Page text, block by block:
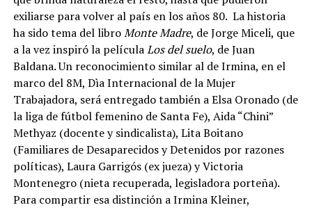
exiliarse para volver al país en los años 80. La historia
ha sido tema del libroMonte Madre, de Jorge Miceli, que
a la vez inspiró la películaLos del suelo, de Juan
Baldana. Un reconocimiento similar al de Irmina, en el
marco del 8M, Dìa Internacional de la Mujer
Trabajadora, será entregado también a Elsa Oronado (de
la liga de fútbol femenino de Santa Fe), Aida “Chini”
Methyaz (docente y sindicalista), Lita Boitano
(Familiares de Desaparecidos y Detenidos por razones
políticas), Laura Garrigós (ex jueza) y Victoria
Montenegro (nieta recuperada, legisladora porteña).
Para compartir esa distinción a Irmina Kleiner,